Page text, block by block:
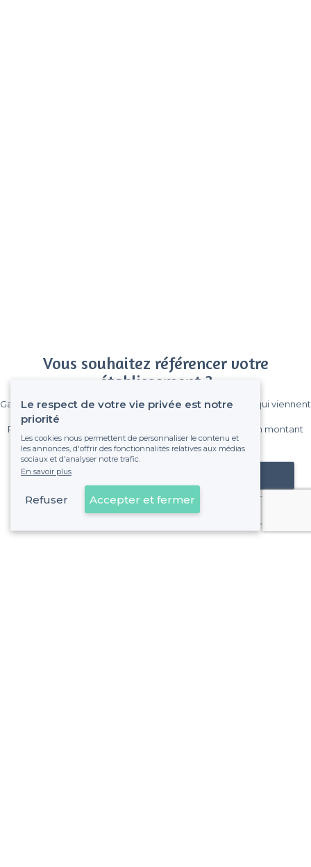
Vous souhaitez référencer votre
établissement ?
Gagnez de nombreux clients parmi le million de visiteurs qui viennent
Pas de commissions et sans engagement, vous payez un montant
fixe sans risque de voir déraper la facture.
Référencer mon établissement
Déjà client
Le respect de votre vie privée est notre
priorité
Les cookies nous permettent de personnaliser le contenu et
les annonces, d'offrir des fonctionnalités relatives aux médias
sociaux et d'analyser notre trafic.
En savoir plus
Refuser Accepter et fermer